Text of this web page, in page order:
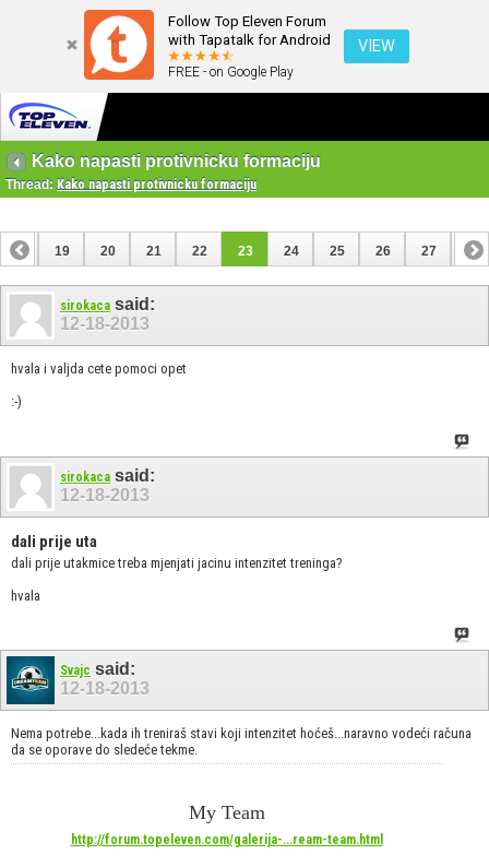
Follow Top Eleven Forum
with Tapatalk for Android
FREE - on Google Play
VIEW
Kako napasti protivnicku formaciju
Thread: Kako napasti protivnicku formaciju
18 19 20 21 22 23 24 25 26 27 28
38
sirokaca said:
12-18-2013
hvala i valjda cete pomoci opet
:-)
sirokaca said:
12-18-2013
dali prije uta
dali prije utakmice treba mjenjati jacinu intenzitet treninga?
hvala
Svajc said:
12-18-2013
Nema potrebe...kada ih treniraš stavi koji intenzitet hoćeš...naravno vodeći računa
da se oporave do sledeće tekme.
My Team
http://forum.topeleven.com/galerija-...ream-team.html